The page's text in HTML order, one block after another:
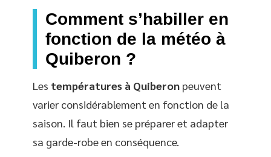
Comment s’habiller en
fonction de la météo à
Quiberon ?
Les températures à Quiberon peuvent
varier considérablement en fonction de la
saison. Il faut bien se préparer et adapter
sa garde-robe en conséquence.